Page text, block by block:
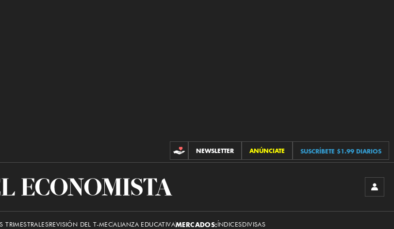
CONTRIBUCIONES
NEWSLETTER ANÚNCIATE SUSCRÍBETE $1.99 DIARIOS
El
TRIMESTRALESREVISIÓN DEL T-MECALIANZA EDUCATIVAMERCADOS:ÍNDICESDIVISAS